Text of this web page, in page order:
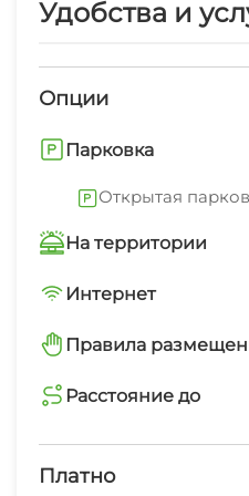
Рядом с нами есть
Удобства и
Опции
Парковка
Открытая
На территории
Трансфер платно
Автостоянка
Можно с
Интернет
Wi-Fi интернет
Правила
запрещено
Расстояние до
пляж галечный
Платно